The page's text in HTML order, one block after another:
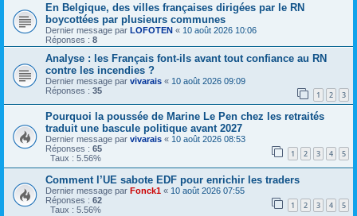
En Belgique, des villes françaises dirigées par le RN
boycottées par plusieurs communes
Dernier message par LOFOTEN « 10 août 2026 10:06
Réponses : 8
Analyse : les Français font-ils avant tout confiance au RN
contre les incendies ?
Dernier message par vivarais « 10 août 2026 09:09
Réponses : 35 1 2 3
Pourquoi la poussée de Marine Le Pen chez les retraités
traduit une bascule politique avant 2027
Dernier message par vivarais « 10 août 2026 08:53
Réponses : 65 1 2 3 4 5
Taux : 5.56%
Comment l’UE sabote EDF pour enrichir les traders
Dernier message par Fonck1 « 10 août 2026 07:55
Réponses : 62 1 2 3 4 5
Taux : 5.56%